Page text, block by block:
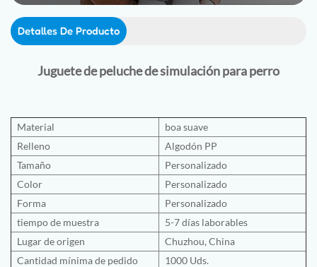
Detalles De Producto
Juguete de peluche de simulación para perro
Material
boa suave
Relleno
Algodón PP
Tamaño
Personalizado
Color
Personalizado
Forma
Personalizado
tiempo de muestra
5-7 días laborables
Lugar de origen
Chuzhou, China
Cantidad mínima de pedido
1000 Uds.